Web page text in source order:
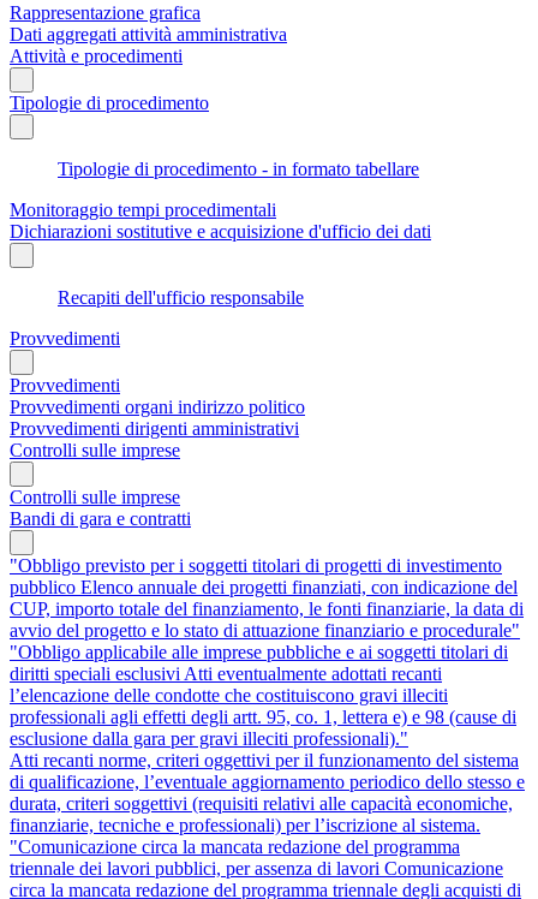
Rappresentazione grafica
Dati aggregati attività amministrativa
Attività e procedimenti
Tipologie di procedimento
Tipologie di procedimento - in formato tabellare
Monitoraggio tempi procedimentali
Dichiarazioni sostitutive e acquisizione d'ufficio dei dati
Recapiti dell'ufficio responsabile
Provvedimenti
Provvedimenti
Provvedimenti organi indirizzo politico
Provvedimenti dirigenti amministrativi
Controlli sulle imprese
Controlli sulle imprese
Bandi di gara e contratti
"Obbligo previsto per i soggetti titolari di progetti di investimento
pubblico Elenco annuale dei progetti finanziati, con indicazione del
CUP, importo totale del finanziamento, le fonti finanziarie, la data di
avvio del progetto e lo stato di attuazione finanziario e procedurale"
"Obbligo applicabile alle imprese pubbliche e ai soggetti titolari di
diritti speciali esclusivi Atti eventualmente adottati recanti
l’elencazione delle condotte che costituiscono gravi illeciti
professionali agli effetti degli artt. 95, co. 1, lettera e) e 98 (cause di
esclusione dalla gara per gravi illeciti professionali)."
Atti recanti norme, criteri oggettivi per il funzionamento del sistema
di qualificazione, l’eventuale aggiornamento periodico dello stesso e
durata, criteri soggettivi (requisiti relativi alle capacità economiche,
finanziarie, tecniche e professionali) per l’iscrizione al sistema.
"Comunicazione circa la mancata redazione del programma
triennale dei lavori pubblici, per assenza di lavori Comunicazione
circa la mancata redazione del programma triennale degli acquisti di